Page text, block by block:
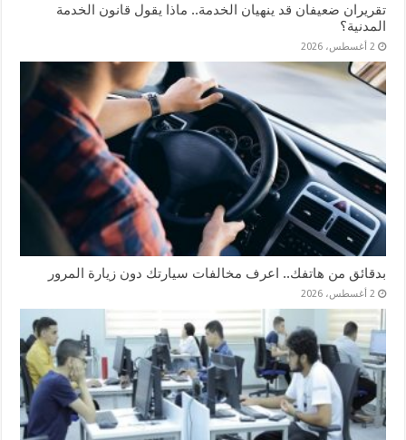
تقريران ضعيفان قد ينهيان الخدمة.. ماذا يقول قانون الخدمة
المدنية؟
2 أغسطس، 2026
بدقائق من هاتفك.. اعرف مخالفات سيارتك دون زيارة المرور
2 أغسطس، 2026